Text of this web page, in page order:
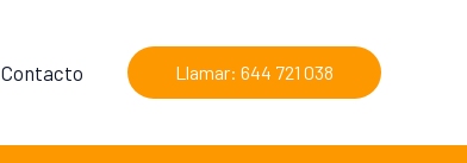
Contacto Llamar: 644 721 038